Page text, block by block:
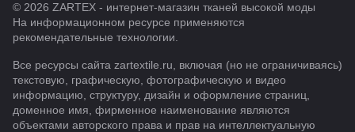
© 2026 ZARTEX - интернет-магазин тканей высокой моды
На информационном ресурсе применяются
рекомендательные технологии
Все ресурсы сайта zartextile.ru, включая (но не ограничиваясь)
текстовую, графическую, фотографическую и видео
информацию, структуру, дизайн и оформление страниц,
доменное имя, фирменное наименование являются
объектами авторского права и прав на интеллектуальную